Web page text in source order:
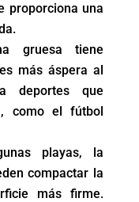
proporciona una
gruesa tiene
más áspera al
deportes que
como el fútbol
playas, la
compactar la
más firme.